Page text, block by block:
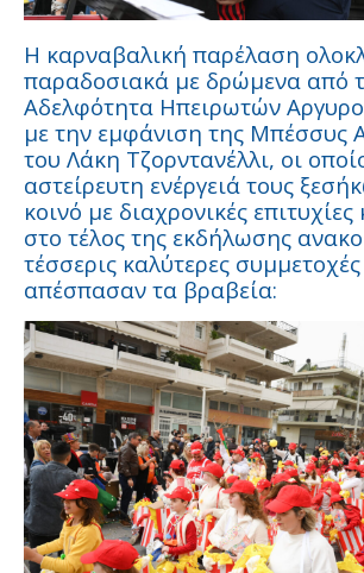
Η καρναβαλική παρέλαση
παραδοσιακά με δρώμενα από
Αδελφότητα Ηπειρωτών
με την εμφάνιση της Μπέσσυς
του Λάκη Τζορντανέλλι, οι
αστείρευτη ενέργειά τους
κοινό με διαχρονικές
στο τέλος της εκδήλωσης
τέσσερις καλύτερες
απέσπασαν τα βραβεία: